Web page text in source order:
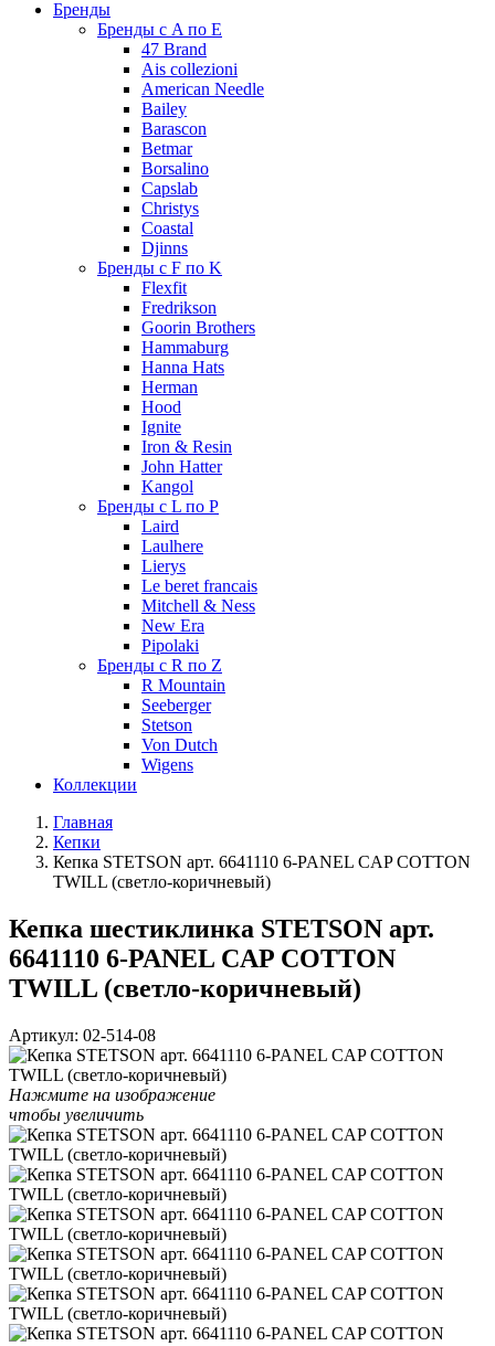
Бренды
Бренды с A по E
47 Brand
Ais collezioni
American Needle
Bailey
Barascon
Betmar
Borsalino
Capslab
Christys
Coastal
Djinns
Бренды с F по K
Flexfit
Fredrikson
Goorin Brothers
Hammaburg
Hanna Hats
Herman
Hood
Ignite
Iron & Resin
John Hatter
Kangol
Бренды с L по P
Laird
Laulhere
Lierys
Le beret francais
Mitchell & Ness
New Era
Pipolaki
Бренды с R по Z
R Mountain
Seeberger
Stetson
Von Dutch
Wigens
Коллекции
Главная
Кепки
Кепка STETSON арт. 6641110 6-PANEL CAP COTTON
TWILL (светло-коричневый)
Кепка шестиклинка STETSON арт.
6641110 6-PANEL CAP COTTON
TWILL (светло-коричневый)
Артикул: 02-514-08
Нажмите на изображение
чтобы увеличить